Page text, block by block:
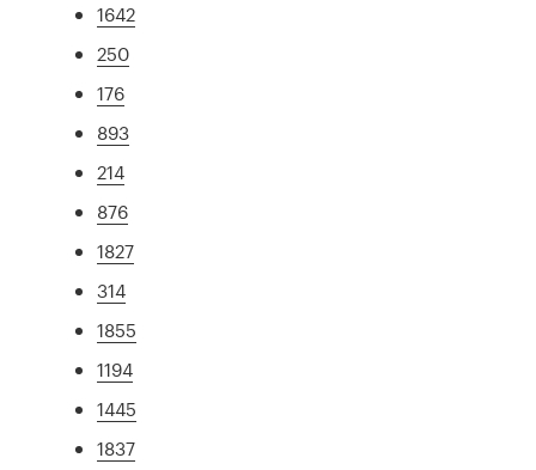
1642
250
176
893
214
876
1827
314
1855
1194
1445
1837